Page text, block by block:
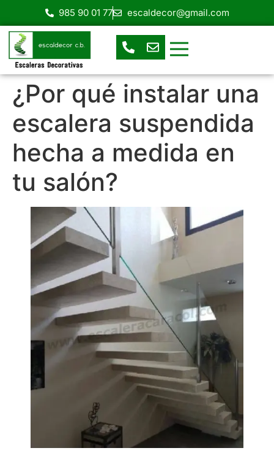
985 90 01 77 escaldecor@gmail.com
¿Por qué instalar una
escalera suspendida
hecha a medida en
tu salón?